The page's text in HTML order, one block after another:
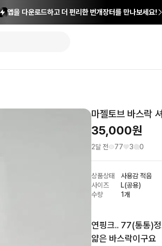
앱을 다운로드하고 더 편리한 번개장터를 만나보세요!
마젤토브 바스락
35,000원
2달 전 77 3 0
상품상태
사용감 적음
사이즈
L(공용)
수량
1개
연핑크.. 77(통통)
얇은 바스락이구요